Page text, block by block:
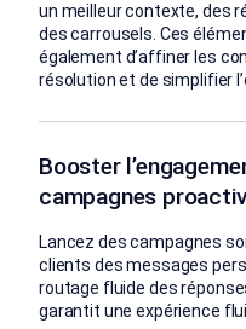
un meilleur contexte, des
des carrousels. Ces
également d’affiner les
résolution et de simplifier
Booster
campagnes
Lancez des campagnes
clients des messages
routage fluide des
garantit une expérience